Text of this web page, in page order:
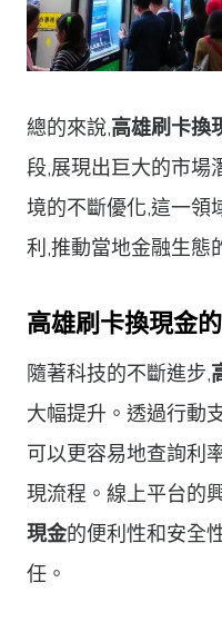
總的來說,高雄刷卡換
段,展現出巨大的市場
境的不斷優化,這一領
利,推動當地金融生態
高雄刷卡換現金
隨著科技的不斷進步,
大幅提升。透過行動
可以更容易地查詢利
現流程。線上平台的
現金的便利性和安全
任。